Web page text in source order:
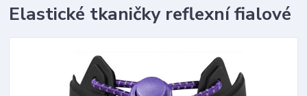
Elastické tkaničky reflexní fialové